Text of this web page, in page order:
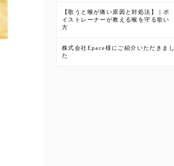
【歌うと喉が痛い原因と対処法】｜ボ
イストレーナーが教える喉を守る歌い
方
株式会社Epace様にご紹介いただきまし
た